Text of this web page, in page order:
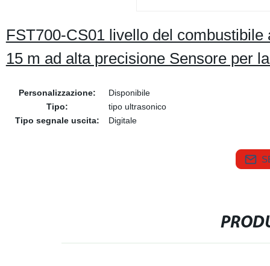
FST700-CS01 livello del
15 m ad alta precisione Sensore per
Personalizzazione:
Disponibile
Tipo:
tipo ultrasonico
Tipo segnale uscita:
Digitale